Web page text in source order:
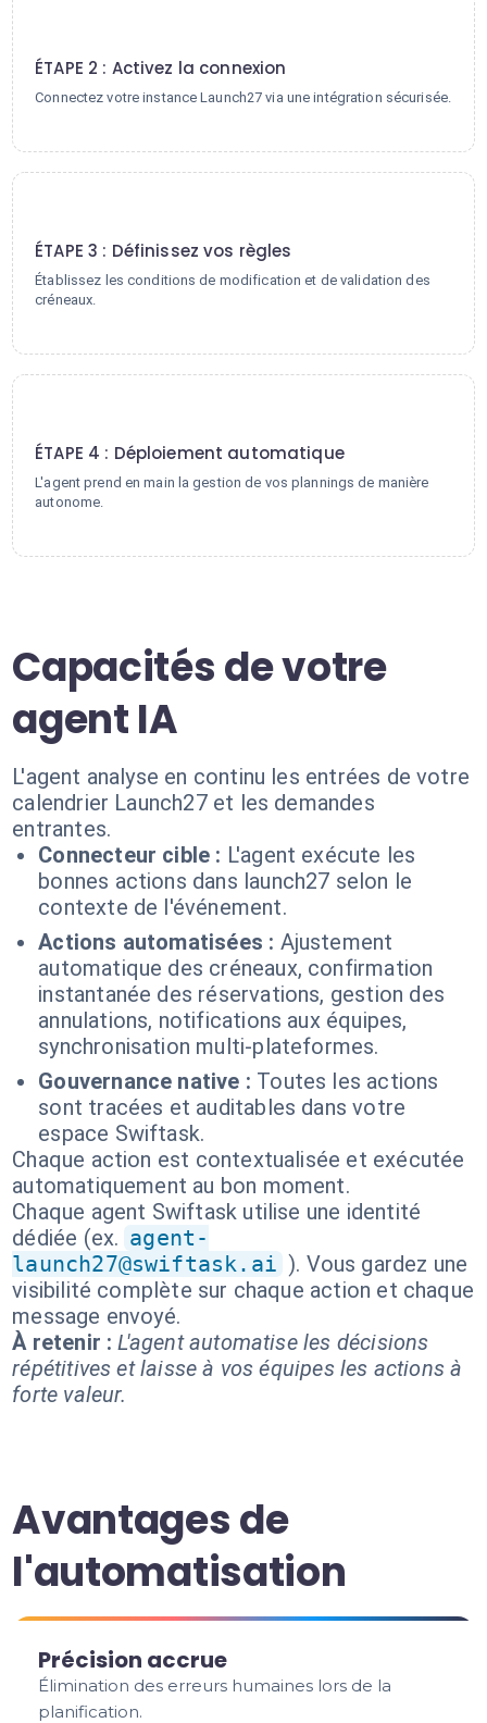
ÉTAPE 2 : Activez la connexion
Connectez votre instance Launch27 via une intégration sécurisée.
ÉTAPE 3 : Définissez vos règles
Établissez les conditions de modification et de validation des
créneaux.
ÉTAPE 4 : Déploiement automatique
L'agent prend en main la gestion de vos plannings de manière
autonome.
Capacités de votre
agent IA
L'agent analyse en continu les entrées de votre
calendrier Launch27 et les demandes
entrantes.
Connecteur cible : L'agent exécute les
bonnes actions dans launch27 selon le
contexte de l'événement.
Actions automatisées : Ajustement
automatique des créneaux, confirmation
instantanée des réservations, gestion des
annulations, notifications aux équipes,
synchronisation multi-plateformes.
Gouvernance native : Toutes les actions
sont tracées et auditables dans votre
espace Swiftask.
Chaque action est contextualisée et exécutée
automatiquement au bon moment.
Chaque agent Swiftask utilise une identité
dédiée (ex. agent-
launch27@swiftask.ai ). Vous gardez une
visibilité complète sur chaque action et chaque
message envoyé.
À retenir : L'agent automatise les décisions
répétitives et laisse à vos équipes les actions à
forte valeur.
Avantages de
l'automatisation
Précision accrue
Élimination des erreurs humaines lors de la
planification.